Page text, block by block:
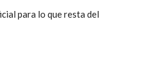
para lo que resta del